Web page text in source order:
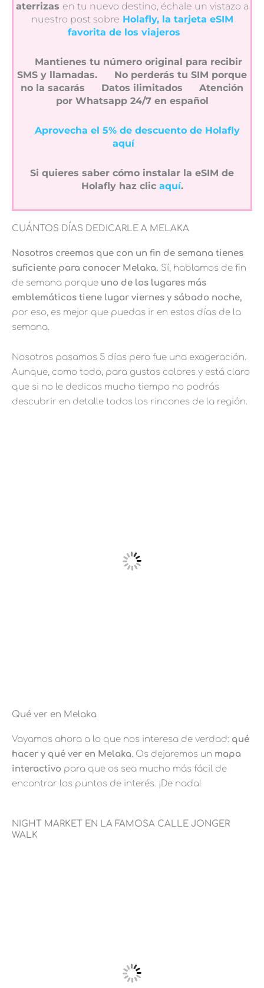
aterrizas en tu nuevo destino, échale un vistazo a
nuestro post sobre Holafly, la tarjeta eSIM
favorita de los viajeros
Mantienes tu número original para recibir
SMS y llamadas.
No perderás tu SIM porque
no la sacarás
Datos ilimitados
Atención
por Whatsapp 24/7 en español
Aprovecha el 5% de descuento de Holafly
aquí
Si quieres saber cómo instalar la eSIM de
Holafly haz clic aquí.
CUÁNTOS DÍAS DEDICARLE A MELAKA
Nosotros creemos que con un fin de semana tienes
suficiente para conocer Melaka. Sí, hablamos de fin
de semana porque uno de los lugares más
emblemáticos tiene lugar viernes y sábado noche,
por eso, es mejor que puedas ir en estos días de la
semana.
Nosotros pasamos 5 días pero fue una exageración.
Aunque, como todo, para gustos colores y está claro
que si no le dedicas mucho tiempo no podrás
descubrir en detalle todos los rincones de la región.
Qué ver en Melaka
Vayamos ahora a lo que nos interesa de verdad: qué
hacer y qué ver en Melaka. Os dejaremos un mapa
interactivo para que os sea mucho más fácil de
encontrar los puntos de interés. ¡De nada!
NIGHT MARKET EN LA FAMOSA CALLE JONGER
WALK